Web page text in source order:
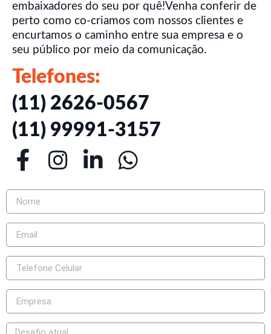
embaixadores do seu por quê!Venha conferir de
perto como co-criamos com nossos clientes e
encurtamos o caminho entre sua empresa e o
seu público por meio da comunicação.
Telefones:
(11) 2626-0567
(11) 99991-3157